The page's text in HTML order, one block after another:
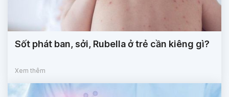
Sốt phát ban, sởi, Rubella ở trẻ cần kiêng gì?
Xem thêm